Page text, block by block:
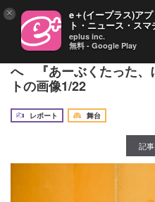
1年超探求を続けた創作
へ 『あーぶくたった、
トの画像1/22
レポート
舞台
記
× e＋(イープラス)ア
ト・ニュース・スマ
eplus inc.
無料 - Google Play